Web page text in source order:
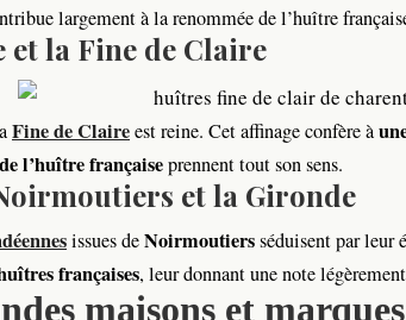
largement à la renommée de l’huître
et la Fine de Claire
Fine de Claireest reine. Cet affinage confère à
l’huître françaiseprennent tout son sens.
et la Gironde
issues deNoirmoutiersséduisent par leur
françaises, leur donnant une note
maisons et